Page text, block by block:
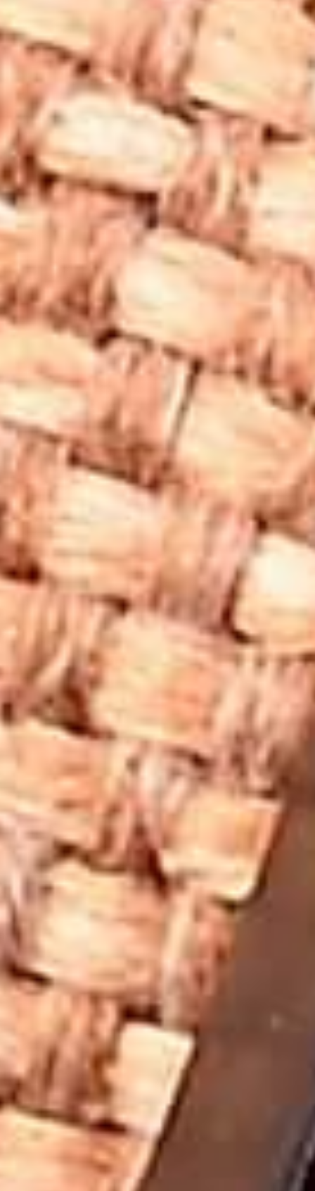
Shungite Taşı Kolye Nasıl Kullanılır?
Shungite taşı kolye, günlük yaşamda kolaylıkla
kullanılabilecek bir aksesuardır. Elektromanyetik
alanlardan korunmak isteyen bireyler, özellikle bilgisayar
ve telefon kullanımı yoğun olan kişiler, shungite kolyeyi sık
sık takmayı tercih edebilir. Ruhsal çalışmalar ve meditasyon
sırasında da kullanıldığında, shungite taşının enerjisinin
daha yoğun hissedildiği kabul edilir. Shungite taşı kolyeler,
hem koruyucu bir aksesuar hem de estetik bir takı olarak
tercih edilebilir. Ayrıca, anlamlı bir hediye arayışında
olanlar için de harika bir seçenektir.
Shungite Taşı Kolye Nasıl Temizlenir?
Shungite taşı kolyenizin enerjisini korumak ve yenilemek
için düzenli olarak temizlemeniz önerilir. Doğal taşların
enerjisini temizlemek için birkaç farklı yöntem
bulunmaktadır:
Su ile Temizlik
: Shungite taşı, suya dayanıklı bir taştır.
Akan suyun altında birkaç dakika tutarak taşın negatif
enerjilerden arınmasına yardımcı olabilirsiniz. Ancak,
uzun süre suya maruz bırakmaktan kaçınılmalıdır.
Tütsü ile Arındırma
: Adaçayı, palo santo veya lavanta
tütsüsü kullanarak, kolyenizi temizleyebilirsiniz. Tütsü
dumanı, taşın enerjisini arındırmak ve yenilemek için
etkili bir yöntemdir.
Ay Işığında Bekletme: Dolunay zamanı, shungite
taşınızı bir gece boyunca ay ışığında bekletmek,
enerjisini yenilemek için tercih edilebilir.
Shungite Taşı Kolye Fiyatları Nelerdir?
Shungite taşı kolye fiyatları, taşın kalitesi, tasarım detayları
ve kullanılan metalin türüne bağlı olarak değişir. Daha
kaliteli ve saf shungite taşları, genellikle daha yüksek fiyat
aralıklarında yer alır. El yapımı ve özel tasarım kolyeler,
standart seri üretim kolyelere göre daha pahalı olabilir.
Kullanılan gümüş veya altın aksesuarlar da fiyat üzerinde
belirleyici rol oynar.
Shungite Taşı Kolye Kimler İçin
Uygundur?
Shungite taşı kolye, elektromanyetik alanlara maruz kalan,
stresli bir yaşam tarzına sahip olan ve ruhsal denge
arayışında olan kişiler için uygundur. Doğal taşların
enerjisini hissetmek isteyen herkes, shungite taşı kolyenin
faydalarından yararlanabilir. Ayrıca, meditasyon yapan ve
ruhsal çalışmalar yürüten bireyler için de etkili bir yardımcı
olarak kabul edilmektedir. Estetik ve şifalı bir takı arayan
herkes için shungite taşı kolye mükemmel bir seçimdir.
Shungite Taşı Hangi Burçlarla Uyumlu?
Astrolojiye göre shungite taşı, birçok burçla uyumlu olarak
kabul edilir. Toprak elementine sahip burçlar, özellikle
Başak, Oğlak ve Boğa burçları, shungite taşının
enerjisinden daha fazla fayda sağlayabilir. Bununla birlikte,